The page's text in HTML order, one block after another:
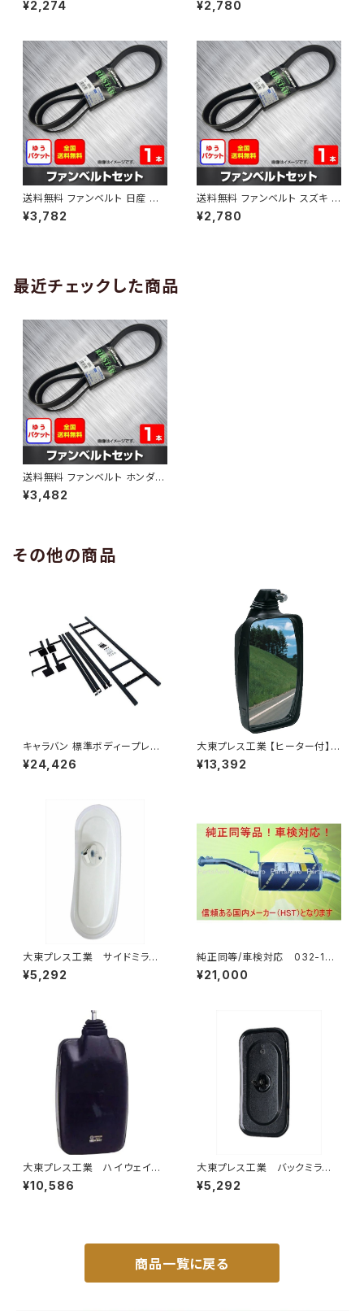
09 （国内トップメーカー） 1本 H
¥2,274
～H30.02 （国内トップメーカ
¥2,780
送料無料 ファンベルト 日産 キ
ューブ 型式Z12 H20.11～H24.
10 （国内トップメーカー） 1本 H
¥3,782
送料無料 ファンベルト スズキ ワ
ゴンR 型式MH34S H24.09～
H29.02 （国内トップメーカー）
¥2,780
最近チェックした商品
送料無料 ファンベルト ホンダ
アコード 型式CF3 H09.08～
H14.10 （国内トップメーカー） 1
¥3,482
その他の商品
キャラバン 標準ボディープレミ
アムＧＸ/ＧＸライダ～用ベッドキ
ットフレーム GZ100-1
¥24,426
大東プレス工業 【ヒーター付】ハ
イウェイミラー ヒーター付 100
¥13,392
大東プレス工業 サイドミラー/
バックミラーH400 小判 DI-
8 DI-8
¥5,292
純正同等/車検対応 032-132
タウンエース ライトエース トラ
ック
¥21,000
大東プレス工業 ハイウェイミ
ラー 800Rヒーター無 トラッ
¥10,586
大東プレス工業 バックミラーH
400 ｺﾊﾞﾝ L005 黒 J08
330×170 DI-8B
¥5,292
商品一覧に戻る